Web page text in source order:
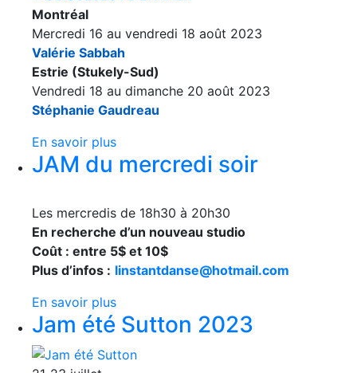
Montréal
Mercredi 16 au vendredi 18 août 2023
Valérie Sabbah
Estrie (Stukely-Sud)
Vendredi 18 au dimanche 20 août 2023
Stéphanie Gaudreau
En savoir plus
JAM du mercredi soir
Les mercredis de 18h30 à 20h30
En recherche d’un nouveau studio
Coût : entre 5$ et 10$
Plus d’infos : linstantdanse@hotmail.com
En savoir plus
Jam été Sutton 2023